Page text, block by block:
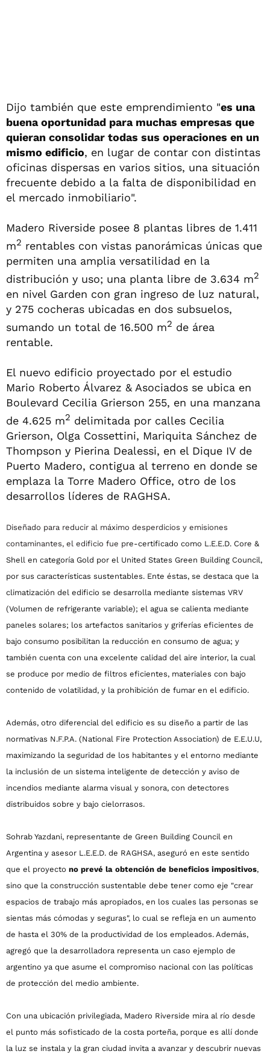
Dijo también que este emprendimiento "es una
buena oportunidad para muchas empresas que
quieran consolidar todas sus operaciones en un
mismo edificio, en lugar de contar con distintas
oficinas dispersas en varios sitios, una situación
frecuente debido a la falta de disponibilidad en
el mercado inmobiliario".
Madero Riverside posee 8 plantas libres de 1.411
m2 rentables con vistas panorámicas únicas que
permiten una amplia versatilidad en la
distribución y uso; una planta libre de 3.634 m2
en nivel Garden con gran ingreso de luz natural,
y 275 cocheras ubicadas en dos subsuelos,
sumando un total de 16.500 m2 de área
rentable.
El nuevo edificio proyectado por el estudio
Mario Roberto Álvarez & Asociados se ubica en
Boulevard Cecilia Grierson 255, en una manzana
de 4.625 m2 delimitada por calles Cecilia
Grierson, Olga Cossettini, Mariquita Sánchez de
Thompson y Pierina Dealessi, en el Dique IV de
Puerto Madero, contigua al terreno en donde se
emplaza la Torre Madero Office, otro de los
desarrollos líderes de RAGHSA.
Diseñado para reducir al máximo desperdicios y emisiones
contaminantes, el edificio fue pre-certificado como L.E.E.D. Core &
Shell en categoría Gold por el United States Green Building Council,
por sus características sustentables. Ente éstas, se destaca que la
climatización del edificio se desarrolla mediante sistemas VRV
(Volumen de refrigerante variable); el agua se calienta mediante
paneles solares; los artefactos sanitarios y griferías eficientes de
bajo consumo posibilitan la reducción en consumo de agua; y
también cuenta con una excelente calidad del aire interior, la cual
se produce por medio de filtros eficientes, materiales con bajo
contenido de volatilidad, y la prohibición de fumar en el edificio.
Además, otro diferencial del edificio es su diseño a partir de las
normativas N.F.P.A. (National Fire Protection Association) de E.E.U.U,
maximizando la seguridad de los habitantes y el entorno mediante
la inclusión de un sistema inteligente de detección y aviso de
incendios mediante alarma visual y sonora, con detectores
distribuidos sobre y bajo cielorrasos.
Sohrab Yazdani, representante de Green Building Council en
Argentina y asesor L.E.E.D. de RAGHSA, aseguró en este sentido
que el proyecto no prevé la obtención de beneficios impositivos,
sino que la construcción sustentable debe tener como eje "crear
espacios de trabajo más apropiados, en los cuales las personas se
sientas más cómodas y seguras", lo cual se refleja en un aumento
de hasta el 30% de la productividad de los empleados. Además,
agregó que la desarrolladora representa un caso ejemplo de
argentino ya que asume el compromiso nacional con las políticas
de protección del medio ambiente.
Con una ubicación privilegiada, Madero Riverside mira al río desde
el punto más sofisticado de la costa porteña, porque es allí donde
la luz se instala y la gran ciudad invita a avanzar y descubrir nuevas